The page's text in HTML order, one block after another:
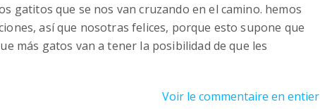
gatitos que se nos van cruzando en el camino. hemos
así que nosotras felices, porque esto supone que
más gatos van a tener la posibilidad de que les
las colonias que tenemos por el barrio de
del distrito de Usera y alrededores, prestando
Voir le commentaire en entier